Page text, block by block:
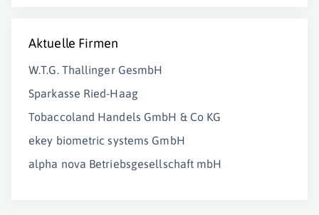
Aktuelle Firmen
W.T.G. Thallinger GesmbH
Sparkasse Ried-Haag
Tobaccoland Handels GmbH & Co KG
ekey biometric systems GmbH
alpha nova Betriebsgesellschaft mbH